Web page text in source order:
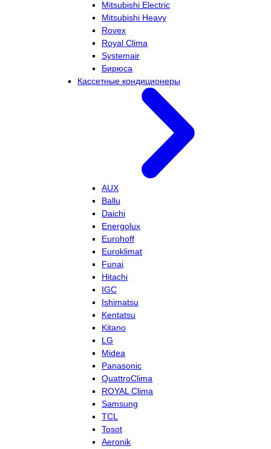
Mitsubishi Electric
Mitsubishi Heavy
Rovex
Royal Clima
Systemair
Бирюса
Кассетные кондиционеры
AUX
Ballu
Daichi
Energolux
Eurohoff
Euroklimat
Funai
Hitachi
IGC
Ishimatsu
Kentatsu
Kitano
LG
Midea
Panasonic
QuattroClima
ROYAL Clima
Samsung
TCL
Tosot
Aeronik